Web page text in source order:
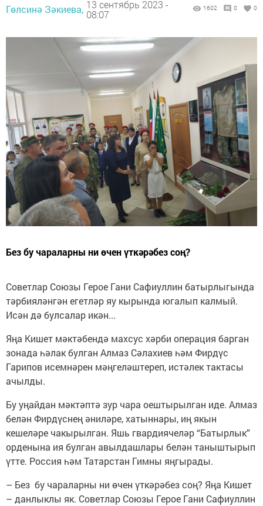
Гөлсинә Зәкиева, 13 сентябрь 2023 -
08:07
1602 0 0
Без бу чараларны ни өчен үткәрәбез соң?
Советлар Союзы Герое Гани Сафиуллин батырлыгында
тәрбияләнгән егетләр яу кырында югалып калмый.
Исән дә булсалар икән...
Яңа Кишет мәктәбендә махсус хәрби операция барган
зонада һәлак булган Алмаз Сәлахиев һәм Фирдүс
Гарипов исемнәрен мәңгеләштереп, истәлек тактасы
ачылды.
Бу уңайдан мәктәптә зур чара оештырылган иде. Алмаз
белән Фирдүснең әниләре, хатыннары, иң якын
кешеләре чакырылган. Яшь гвардиячеләр “Батырлык”
орденына ия булган авылдашлары белән таныштырып
үтте. Россия һәм Татарстан Гимны яңгырады.
– Без бу чараларны ни өчен үткәрәбез соң? Яңа Кишет
– данлыклы як. Советлар Союзы Герое Гани Сафиуллин